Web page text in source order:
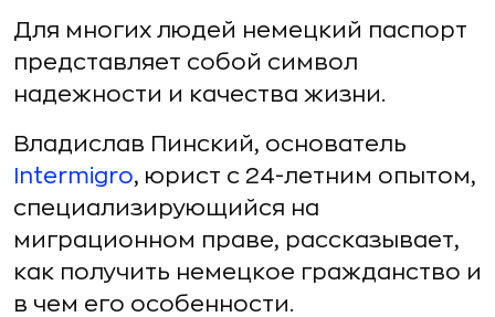
Для многих людей немецкий паспорт
представляет собой символ
надежности и качества жизни.
Владислав Пинский, основатель
Intermigro, юрист с 24-летним опытом,
специализирующийся на
миграционном праве, рассказывает,
как получить немецкое гражданство и
в чем его особенности.